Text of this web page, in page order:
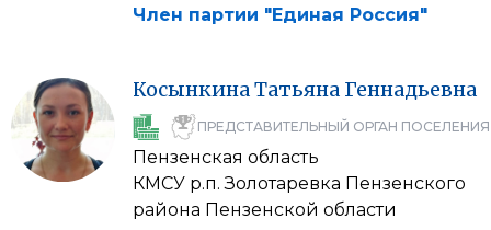
Член партии "Единая Россия"
КосынкинаТатьяна Геннадьевна
ПРЕДСТАВИТЕЛЬНЫЙ ОРГАН ПОСЕЛЕНИЯ
Пензенская область
КМСУ р.п. Золотаревка Пензенского
района Пензенской области